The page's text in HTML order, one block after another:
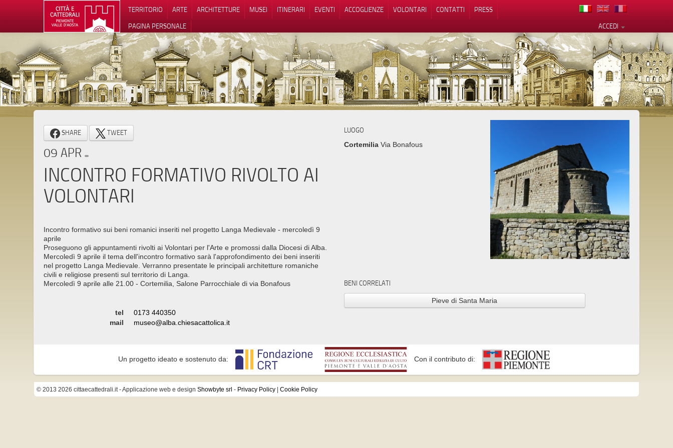
TERRITORIO ARTE ARCHITETTURE MUSEI ITINERARI EVENTI ACCOGLIENZE VOLONTARI CONTATTI
PRESS
ACCEDI
PAGINA PERSONALE
SHARE TWEET
09 APR
INCONTRO FORMATIVO RIVOLTO AI
VOLONTARI
Incontro formativo sui beni romanici inseriti nel progetto Langa Medievale - mercoledì 9
aprile
Proseguono gli appuntamenti rivolti ai Volontari per l'Arte e promossi dalla Diocesi di Alba.
Mercoledì 9 aprile il tema dell'incontro formativo sarà l'approfondimento dei beni inseriti
nel progetto Langa Medievale. Verranno presentate le principali architetture romaniche
civili e religiose presenti sul territorio di Langa.
Mercoledì 9 aprile alle 21.00 - Cortemilia, Salone Parrocchiale di via Bonafous
tel
0173 440350
mail
museo@alba.chiesacattolica.it
LUOGO
CortemiliaVia Bonafous
BENI CORRELATI
Pieve di Santa Maria
Un progetto ideato e sostenuto da: Con il contributo di:
© 2013 2026 cittaecattedrali.it - Applicazione web e design Showbyte srl - Privacy Policy | Cookie Policy
Le tue preferenze relative alla privacy